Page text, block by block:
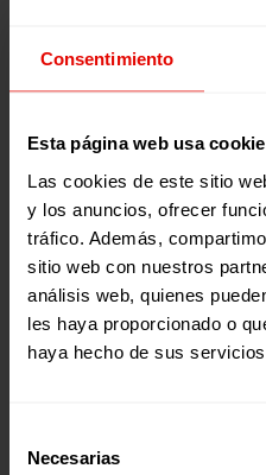
Consentimiento
Esta página web usa
Las cookies de este sitio
y los anuncios, ofrecer
tráfico. Además,
sitio web con nuestros
análisis web, quienes
les haya proporcionado o
haya hecho de sus servicios.
Necesarias
REVISTA ENTRECULTURAS
Es tiempo de alegría, de
esperanza. Por eso